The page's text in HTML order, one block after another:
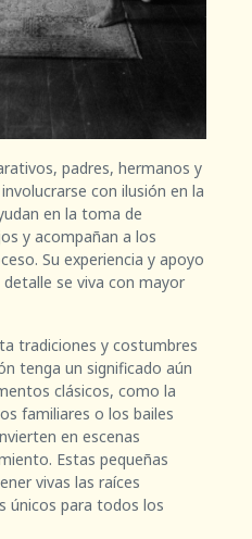
padres, hermanos y
con ilusión en la
en la toma de
y acompañan a los
Su experiencia y apoyo
se viva con mayor
tradiciones y costumbres
tenga un significado aún
clásicos, como la
familiares o los bailes
en escenas
Estas pequeñas
vivas las raíces
únicos para todos los